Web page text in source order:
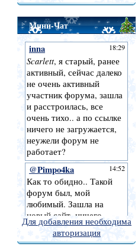
Мини-Чат
Для добавления необходима
авторизация